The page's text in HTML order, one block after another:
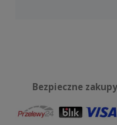
Bezpieczne